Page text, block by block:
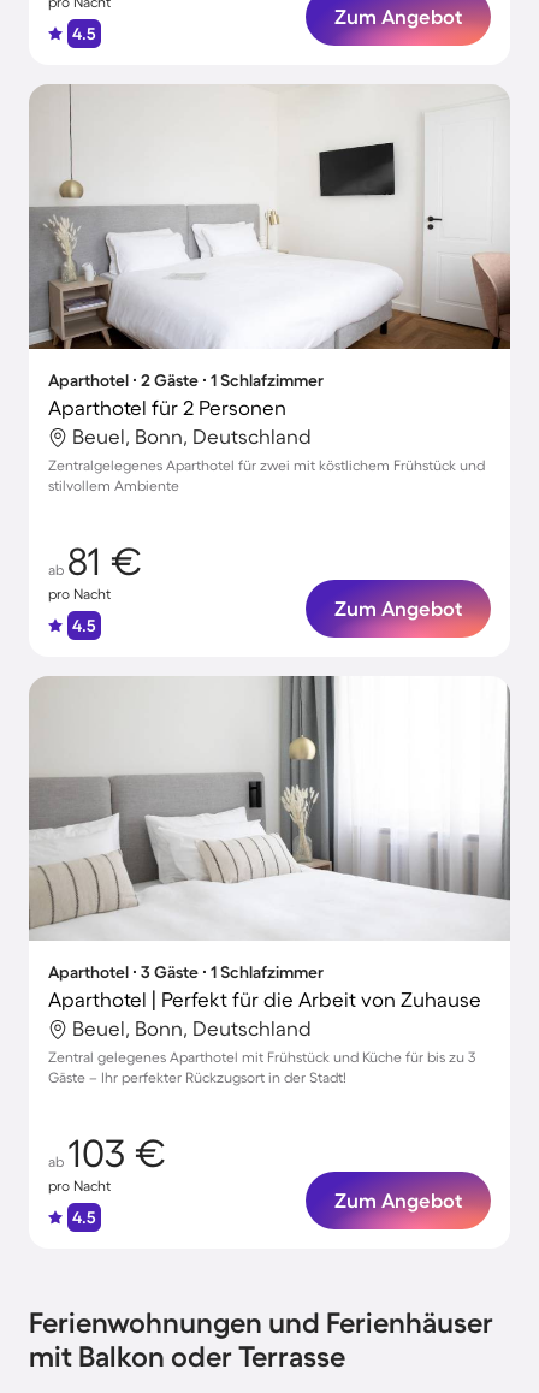
4.5
Zum Angebot
Aparthotel ∙ 2 Gäste ∙ 1 Schlafzimmer
Aparthotel für 2 Personen
Beuel, Bonn, Deutschland
Zentralgelegenes Aparthotel für zwei mit köstlichem Frühstück und
stilvollem Ambiente
ab 81 €
pro Nacht
4.5
Zum Angebot
Aparthotel ∙ 3 Gäste ∙ 1 Schlafzimmer
Aparthotel | Perfekt für die Arbeit von Zuhause
Beuel, Bonn, Deutschland
Zentral gelegenes Aparthotel mit Frühstück und Küche für bis zu 3
Gäste – Ihr perfekter Rückzugsort in der Stadt!
ab 103 €
pro Nacht
4.5
Zum Angebot
Ferienwohnungen und Ferienhäuser
mit Balkon oder Terrasse